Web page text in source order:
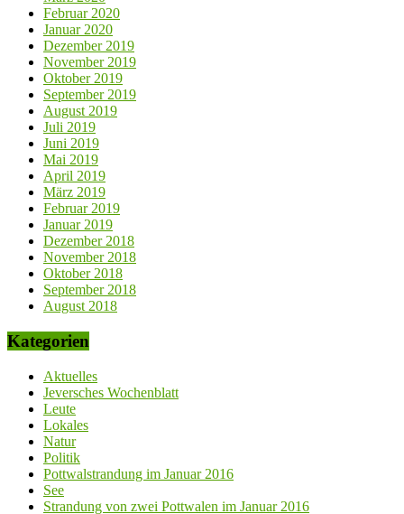
Februar 2020
Januar 2020
Dezember 2019
November 2019
Oktober 2019
September 2019
August 2019
Juli 2019
Juni 2019
Mai 2019
April 2019
März 2019
Februar 2019
Januar 2019
Dezember 2018
November 2018
Oktober 2018
September 2018
August 2018
Kategorien
Aktuelles
Jeversches Wochenblatt
Leute
Lokales
Natur
Politik
Pottwalstrandung im Januar 2016
See
Strandung von zwei Pottwalen im Januar 2016